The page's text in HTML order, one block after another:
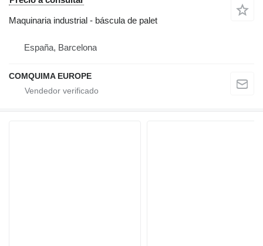
Maquinaria industrial - báscula de palet
España, Barcelona
COMQUIMA EUROPE